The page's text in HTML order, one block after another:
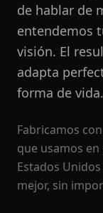
de hablar de
entendemos
visión. El
adapta
forma de vida.
Fabricamos
que usamos
Estados
mejor, sin